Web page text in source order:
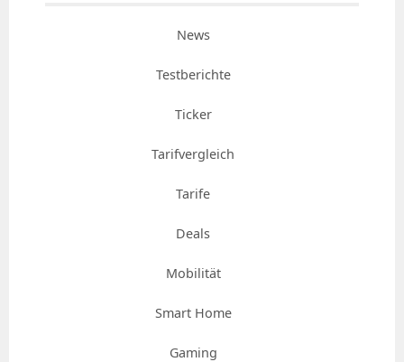
News
Testberichte
Ticker
Tarifvergleich
Tarife
Deals
Mobilität
Smart Home
Gaming